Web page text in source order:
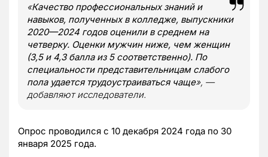
«Качество профессиональных знаний и
навыков, полученных в колледже, выпускники
2020—2024 годов оценили в среднем на
четверку. Оценки мужчин ниже, чем женщин
(3,5 и 4,3 балла из 5 соответственно). По
специальности представительницам слабого
пола удается трудоустраиваться чаще», —
добавляют исследователи.
Опрос проводился с 10 декабря 2024 года по 30
января 2025 года.